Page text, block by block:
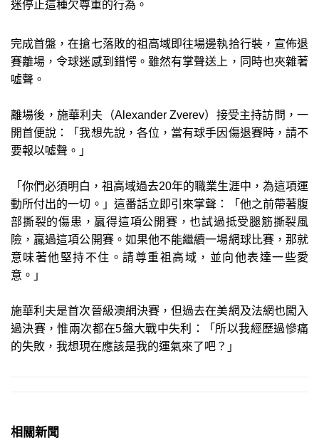
迷停止這種欠尊重的行為。
完成首盤，在搶七落敗的祖高域即往場邊執拾行裝，宣佈退
賽離場，令球迷感到錯愕。雖然有掌聲送上，同時也夾雜著
噓聲。
離場後，施華利夫（Alexander Zverev）接受主持訪問，一
開首便說：「我想先說，各位，當有球手因傷退賽時，請不
要報以噓聲。」
「你們必須明白，祖高域過去20年的職業生涯中，為這項運
動所付出的一切。」這番話立即引來掌聲：「他之前帶著腹
部撕裂的傷患，贏得這項公開賽，也試過抵受腿筋撕裂風
險，贏過這項公開賽。如果他不能繼續一場網球比賽，那就
意味著他堅持不住。請尊重祖高域，並向他表達一些愛
意。」
施華利夫是首次晉級澳網決賽，但過去在美網及法網也闖入
過決賽，惟兩次都在5盤大戰中失利：「所以我經歷過慘痛
的失敗，我想現在應該是我的運氣來了吧？」
相關新聞